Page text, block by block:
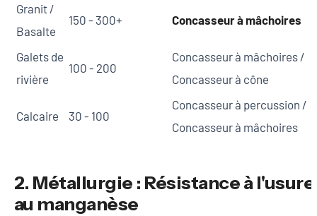
Granit /
Basalte
150 - 300+ Concasseur à mâchoires
Galets de
rivière
100 - 200
Concasseur à mâchoires /
Concasseur à cône
Calcaire 30 - 100
Concasseur à percussion /
Concasseur à mâchoires
2. Métallurgie : Résistance à l'usure
au manganèse